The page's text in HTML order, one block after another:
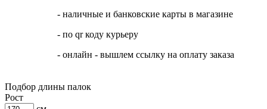
- наличные и банковские карты в магазине
- по qr коду курьеру
- онлайн - вышлем ссылку на оплату заказа
Подбор длины палок
Рост